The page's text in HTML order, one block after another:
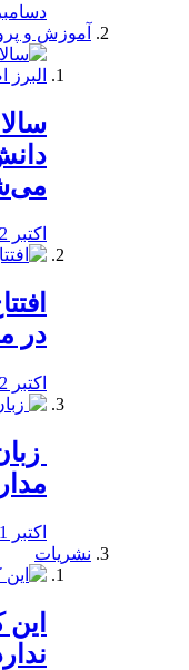
دسامبر 25,
آموزش و
اکتبر 22, 2019
در
اکتبر 22, 2019
اکتبر 21, 2019
نشریات